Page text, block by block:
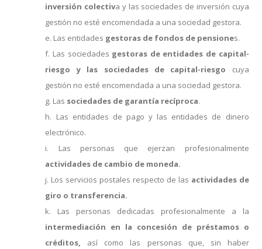
inversión colectiva y las sociedades de inversión cuya
gestión no esté encomendada a una sociedad gestora.
e. Las entidades gestoras de fondos de pensiones.
f. Las sociedades gestoras de entidades de capital-
riesgo y las sociedades de capital-riesgo cuya
gestión no esté encomendada a una sociedad gestora.
g. Las sociedades de garantía recíproca.
h. Las entidades de pago y las entidades de dinero
electrónico.
i. Las personas que ejerzan profesionalmente
actividades de cambio de moneda.
j. Los servicios postales respecto de las actividades de
giro o transferencia.
k. Las personas dedicadas profesionalmente a la
intermediación en la concesión de préstamos o
créditos, así como las personas que, sin haber